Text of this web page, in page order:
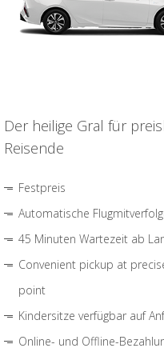
Der heilige Gral für
Reisende
Festpreis
Automatische
45 Minuten Wartezeit ab
Convenient pickup at
point
Kindersitze verfügbar auf
Online- und Offline-